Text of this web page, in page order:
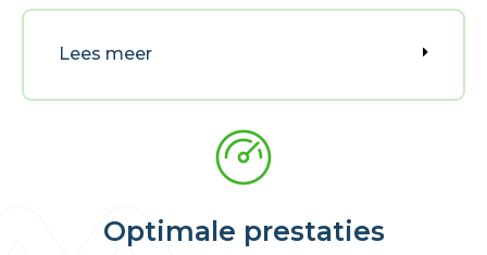
Lees meer
Optimale prestaties